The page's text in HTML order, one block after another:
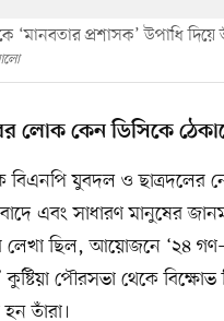
‘মানবতার প্রশাসক’ উপাধি
লোক কেন ডিসিকে
যুবদল ও ছাত্রদলের
এবং সাধারণ মানুষের
লেখা ছিল, আয়োজনে ‘২৪
পৌরসভা থেকে
তাঁরা।